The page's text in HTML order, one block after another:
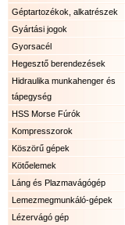
Géptartozékok, alkatrészek
Gyártási jogok
Gyorsacél
Hegesztő berendezések
Hidraulika munkahenger és
tápegység
HSS Morse Fúrók
Kompresszorok
Köszörű gépek
Kötőelemek
Láng és Plazmavágógép
Lemezmegmunkáló-gépek
Lézervágó gép